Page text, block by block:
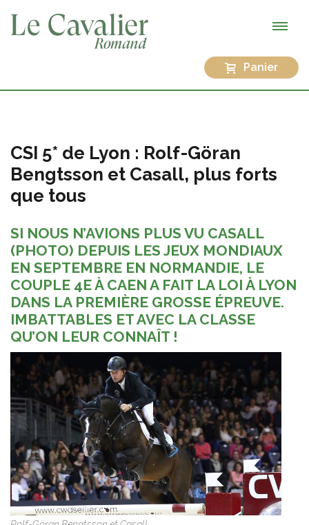
Panier
CSI 5* de Lyon : Rolf-Göran
Bengtsson et Casall, plus forts
que tous
SI NOUS N’AVIONS PLUS VU CASALL
(PHOTO) DEPUIS LES JEUX MONDIAUX
EN SEPTEMBRE EN NORMANDIE, LE
COUPLE 4E À CAEN A FAIT LA LOI À LYON
DANS LA PREMIÈRE GROSSE ÉPREUVE.
IMBATTABLES ET AVEC LA CLASSE
QU’ON LEUR CONNAÎT !